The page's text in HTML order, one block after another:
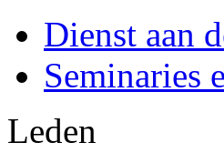
Dienst aan
Seminaries
Leden